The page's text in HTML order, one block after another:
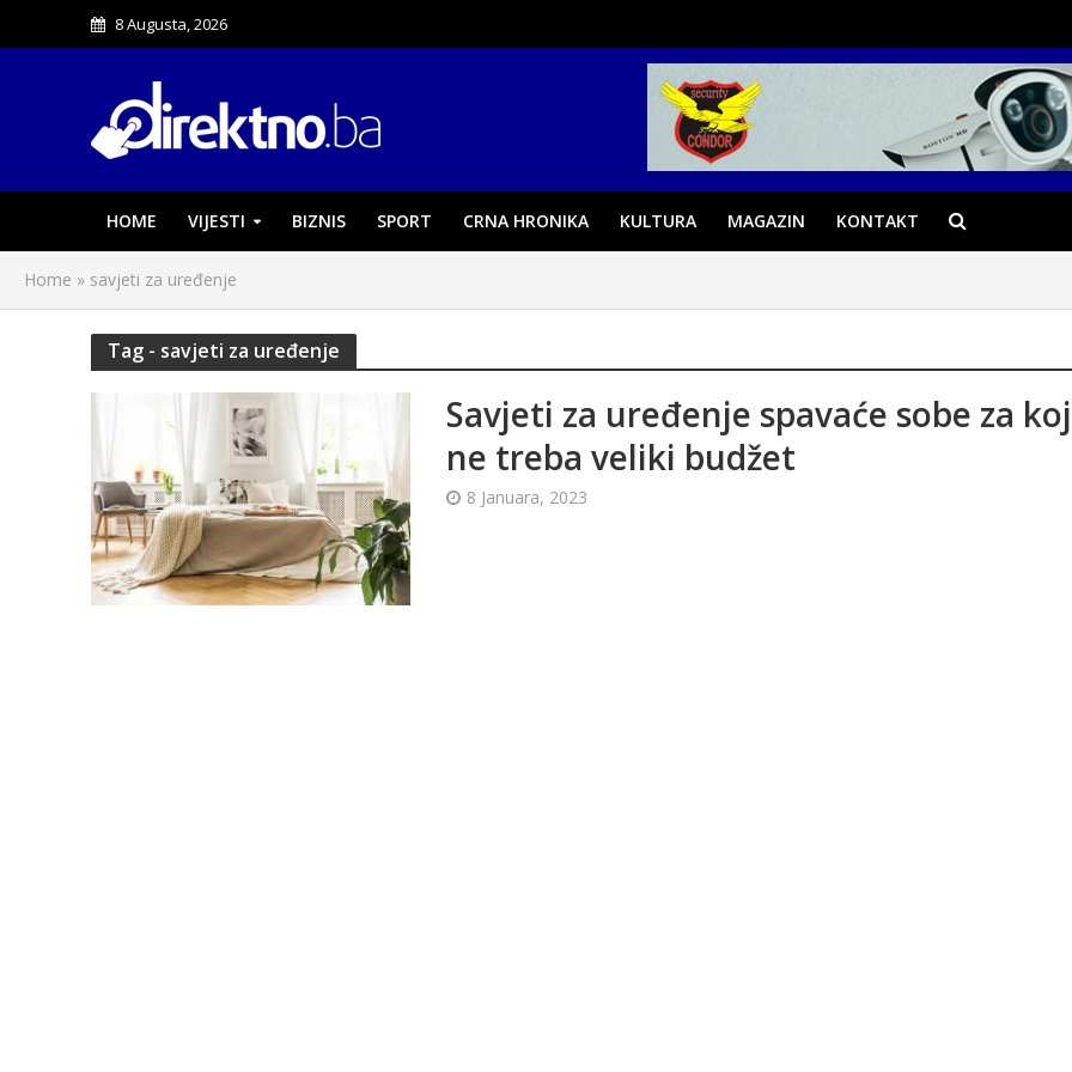
8 Augusta, 2026
HOME VIJESTI BIZNIS SPORT CRNA HRONIKA KULTURA MAGAZIN KONTAKT
Home » savjeti za uređenje
Tag - savjeti za uređenje
Savjeti za uređenje spavaće sobe za
ne treba veliki budžet
8 Januara, 2023